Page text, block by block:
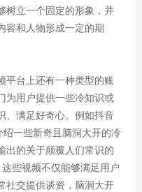
树立一个固定的形象，并
容和人物形成一定的期
平台上还有一种类型的账
为用户提供一些冷知识或
、满足好奇心。例如抖音
绍一些新奇且脑洞大开的冷
出的关于颠覆人们常识的
些视频不仅能够满足用户
社交提供谈资，脑洞大开